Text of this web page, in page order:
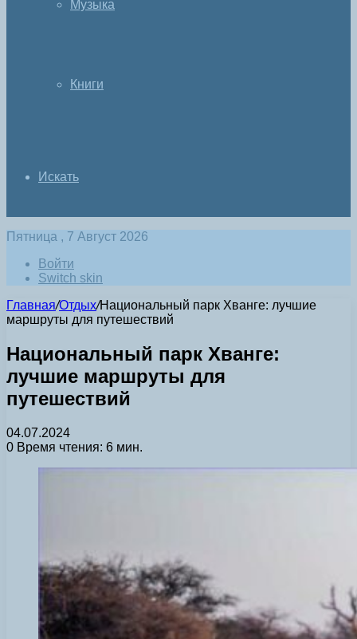
Музыка
Книги
Искать
Пятница , 7 Август 2026
Войти
Switch skin
Главная/Отдых/Национальный парк Хванге: лучшие
маршруты для путешествий
Национальный парк Хванге:
лучшие маршруты для
путешествий
04.07.2024
0 Время чтения: 6 мин.